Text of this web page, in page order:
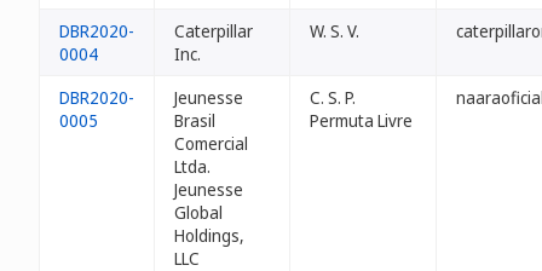
DBR2020-
0004
Caterpillar
Inc.
W. S. V.
DBR2020-
0005
Jeunesse
Brasil
Comercial
Ltda.
Jeunesse
Global
Holdings,
LLC
C. S. P.
Permuta Livre